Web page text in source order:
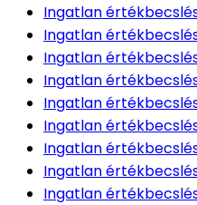
Ingatlan
Ingatlan
Ingatlan
Ingatlan
Ingatlan
Ingatlan
Ingatlan
Ingatlan
Ingatlan